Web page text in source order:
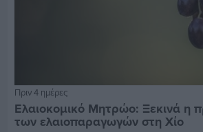
Πριν 4 ημέρες
Ελαιοκομικό Μητρώο: Ξεκινά η
των ελαιοπαραγωγών στη Χίο